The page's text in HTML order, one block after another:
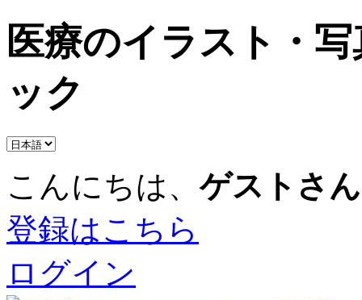
医療のイラスト・
ック
こんにちは、ゲストさん
登録はこちら
ログイン